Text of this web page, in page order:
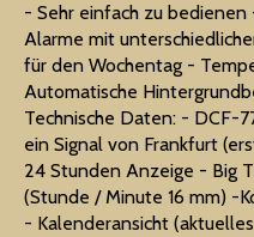
- Sehr einfach zu
Alarme mit
für den Wochentag -
Automatische
Technische Daten: - DCF-
ein Signal von Frankfurt
24 Stunden Anzeige - Big
(Stunde / Minute 16 mm) -
- Kalenderansicht